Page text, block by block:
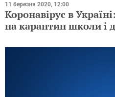
11 березня 2020, 12:00
Коронавірус в
на карантин школи і